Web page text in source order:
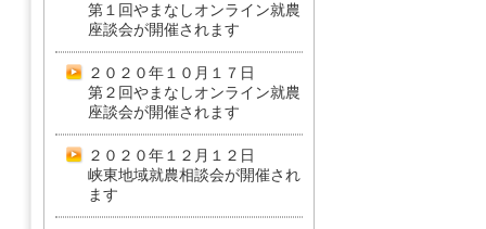
第１回やまなしオンライン就農
座談会が開催されます
２０２０年１０月１７日
第２回やまなしオンライン就農
座談会が開催されます
２０２０年１２月１２日
峡東地域就農相談会が開催され
ます